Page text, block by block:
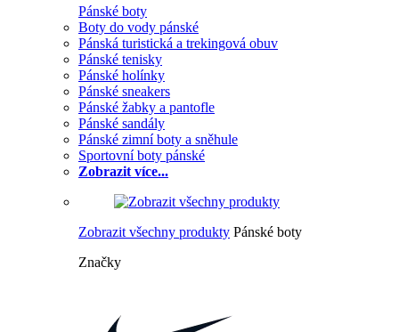
Pánské boty
Boty do vody pánské
Pánská turistická a trekingová obuv
Pánské tenisky
Pánské holínky
Pánské sneakers
Pánské žabky a pantofle
Pánské sandály
Pánské zimní boty a sněhule
Sportovní boty pánské
Zobrazit více...
Zobrazit všechny produkty Pánské boty
Značky